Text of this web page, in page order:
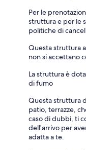
Per le
struttura e per le
politiche di
Questa struttura
non si accettano
La struttura è
di fumo
Questa struttura
patio, terrazze,
caso di dubbi, ti
dell'arrivo per
adatta a te.